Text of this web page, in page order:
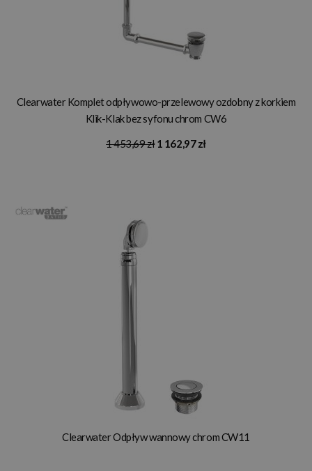
Clearwater Komplet odpływowo-przelewowy ozdobny z korkiem
Klik-Klak bez syfonu chrom CW6
1 453,69 zł 1 162,97 zł
Clearwater Odpływ wannowy chrom CW11